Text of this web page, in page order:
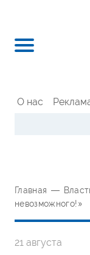
О нас
Главная —
невозможного!»
21 августа